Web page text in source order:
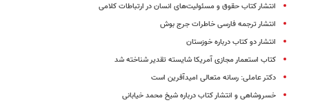
انتشار کتاب حقوق و مسئولیت‌های انسان در ارتباطات کلامی
انتشار ترجمه فارسی خاطرات جرج‌ بوش
انتشار دو کتاب درباره خوزستان
کتاب استعمار مجازی آمریکا شایسته تقدیر شناخته شد
دکتر عاملی: رسانه متعالی امیدآفرین است
خسروشاهی و انتشار کتاب درباره شیخ محمد خیابانی